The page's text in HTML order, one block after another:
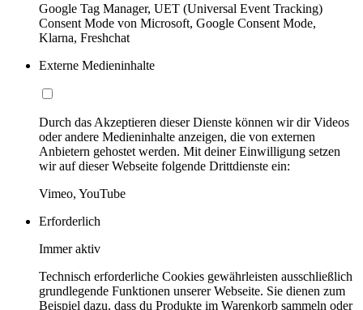
Google Tag Manager, UET (Universal Event Tracking)
Consent Mode von Microsoft, Google Consent Mode,
Klarna, Freshchat
Externe Medieninhalte
Durch das Akzeptieren dieser Dienste können wir dir Videos
oder andere Medieninhalte anzeigen, die von externen
Anbietern gehostet werden. Mit deiner Einwilligung setzen
wir auf dieser Webseite folgende Drittdienste ein:
Vimeo, YouTube
Erforderlich
Immer aktiv
Technisch erforderliche Cookies gewährleisten ausschließlich
grundlegende Funktionen unserer Webseite. Sie dienen zum
Beispiel dazu, dass du Produkte im Warenkorb sammeln oder